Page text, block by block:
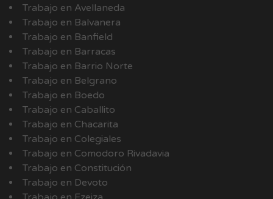
Trabajo en Avellaneda
Trabajo en Balvanera
Trabajo en Banfield
Trabajo en Barracas
Trabajo en Barrio Norte
Trabajo en Belgrano
Trabajo en Boedo
Trabajo en Caballito
Trabajo en Chacarita
Trabajo en Colegiales
Trabajo en Comodoro Rivadavia
Trabajo en Constitución
Trabajo en Devoto